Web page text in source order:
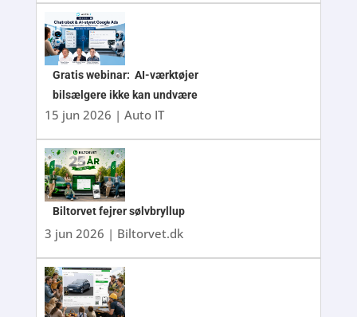
Gratis webinar: AI-værktøjer
bilsælgere ikke kan undvære
15 jun 2026 | Auto IT
Biltorvet fejrer sølvbryllup
3 jun 2026 | Biltorvet.dk